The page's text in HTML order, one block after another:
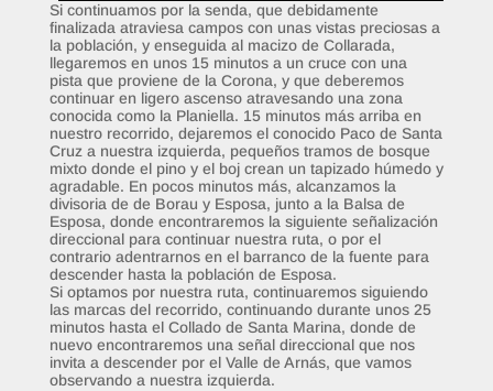
Si continuamos por la senda, que debidamente
finalizada atraviesa campos con unas vistas preciosas a
la población, y enseguida al macizo de Collarada,
llegaremos en unos 15 minutos a un cruce con una
pista que proviene de la Corona, y que deberemos
continuar en ligero ascenso atravesando una zona
conocida como la Planiella. 15 minutos más arriba en
nuestro recorrido, dejaremos el conocido Paco de Santa
Cruz a nuestra izquierda, pequeños tramos de bosque
mixto donde el pino y el boj crean un tapizado húmedo y
agradable. En pocos minutos más, alcanzamos la
divisoria de de Borau y Esposa, junto a la Balsa de
Esposa, donde encontraremos la siguiente señalización
direccional para continuar nuestra ruta, o por el
contrario adentrarnos en el barranco de la fuente para
descender hasta la población de Esposa.
Si optamos por nuestra ruta, continuaremos siguiendo
las marcas del recorrido, continuando durante unos 25
minutos hasta el Collado de Santa Marina, donde de
nuevo encontraremos una señal direccional que nos
invita a descender por el Valle de Arnás, que vamos
observando a nuestra izquierda.